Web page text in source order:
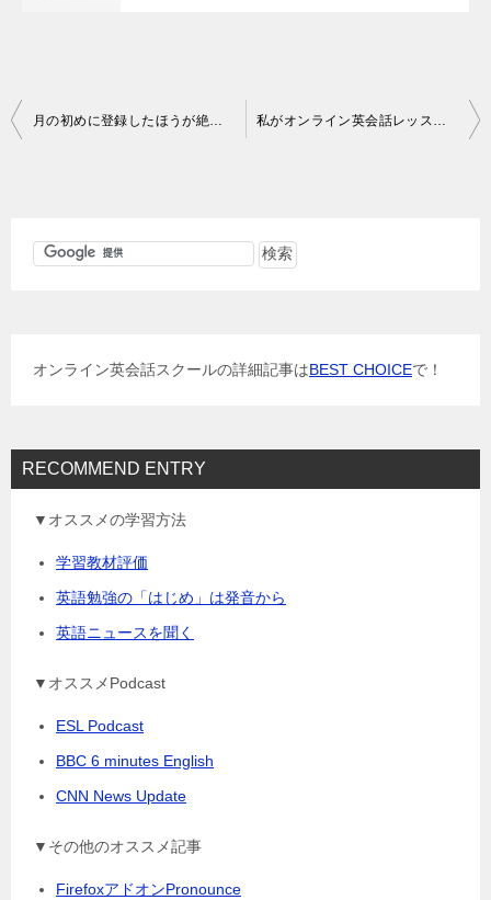
投
月の初めに登録したほうが絶対お得なオンライン英会話NativeCamp 私がオンライン英会話レッスンを一旦停止する理由
オンライン英会話スクールの詳細記事はBEST CHOICEで！
RECOMMEND ENTRY
▼オススメの学習方法
学習教材評価
英語勉強の「はじめ」は発音から
英語ニュースを聞く
▼オススメPodcast
ESL Podcast
BBC 6 minutes English
CNN News Update
▼その他のオススメ記事
FirefoxアドオンPronounce